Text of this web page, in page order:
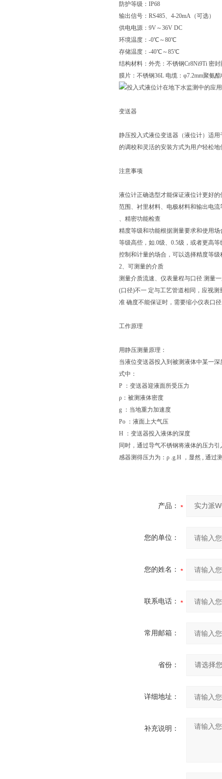
防护等级：IP68
输出信号：RS485、4-20mA（可选）
供电电源：9V～36V DC
环境温度：-0℃～80℃
存储温度：-40℃～85℃
结构材料：外壳：不锈钢Cr8Ni9Ti 密
膜片：不锈钢36L 电缆：φ7.2mm聚氨
变送器
静压投入式液位变送器（液位计）适
的调校和灵活的安装方式为用户轻松
注意事项
液位计正确选型才能保证液位计更好
范围、衬里材料、电极材料和输出电
、精密功能检查
精度等级和功能根据测量要求和使用
等级高些，如.0级、0.5级，或者更高
控制和计量的场合，可以选择精度等
2、可测量的介质
测量介质流速、仪表量程与口径 测量
(口径)不一 定与工艺管道相同，应视
准 确度不能保证时，需要缩小仪表口
工作原理
用静压测量原理：
当液位变送器投入到被测液体中某一
式中：
P ：变送器迎液面所受压力
ρ：被测液体密度
g ：当地重力加速度
Po ：液面上大气压
H ：变送器投入液体的深度
同时，通过导气不锈钢将液体的压力
感器测得压力为：ρ .g.H ，显然 , 通过
产品：
您的单位：
您的姓名：
联系电话：
常用邮箱：
省份：
详细地址：
补充说明：